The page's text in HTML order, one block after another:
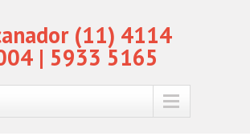
(11) 4114
| 5933 5165